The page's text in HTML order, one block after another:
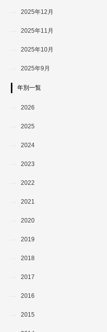
2025年12月
2025年11月
2025年10月
2025年9月
年別一覧
2026
2025
2024
2023
2022
2021
2020
2019
2018
2017
2016
2015